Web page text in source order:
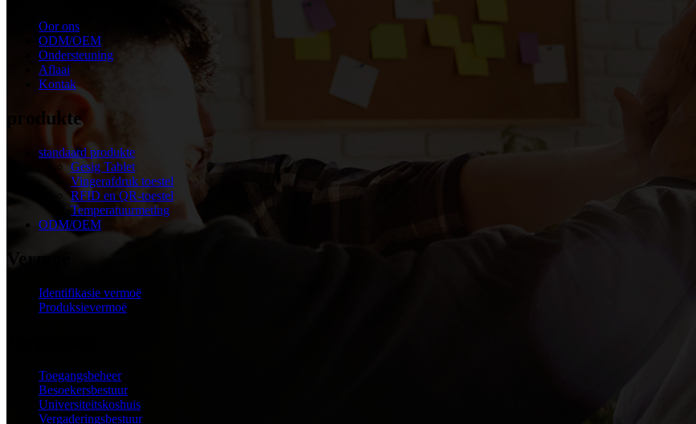
Oor ons
ODM/OEM
Ondersteuning
Aflaai
Kontak
produkte
standaard produkte
Gesig Tablet
Vingerafdruk toestel
RFID en QR-toestel
Temperatuurmeting
ODM/OEM
Vermoë
Identifikasie vermoë
Produksievermoë
Toegangsbeheer
Besoekersbestuur
Universiteitskoshuis
Vergaderingsbestuur